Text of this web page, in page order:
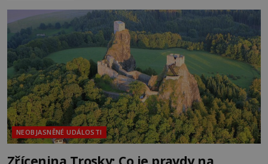
následovat. Vstupujeme na pláž Dumas ve městě
Surat. Gu
NEOBJASNĚNÉ UDÁLOSTI